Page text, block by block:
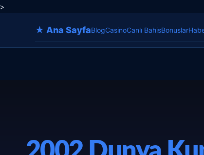
>
★ Ana SayfaBlogCasinoCanlı BahisBonuslar